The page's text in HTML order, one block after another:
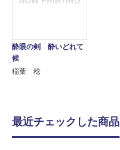
酔眼の剣 酔いどれて
候
稲葉 稔
最近チェックした商品